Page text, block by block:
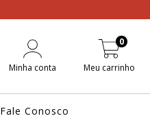
Minha conta Meu carrinho
0
Fale Conosco